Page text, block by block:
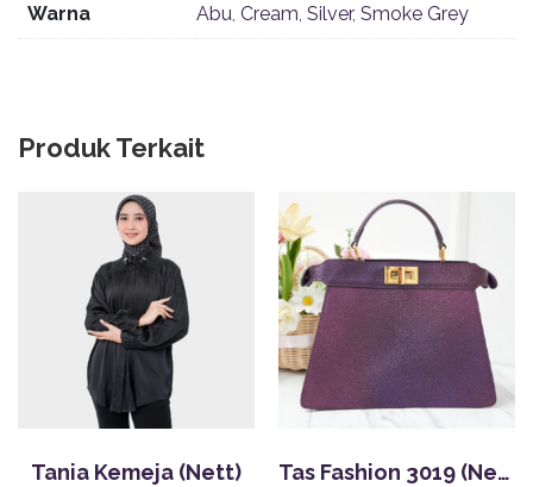
Warna Abu, Cream, Silver, Smoke Grey
Produk Terkait
Tania Kemeja (Nett) Tas Fashion 3019 (Nett)